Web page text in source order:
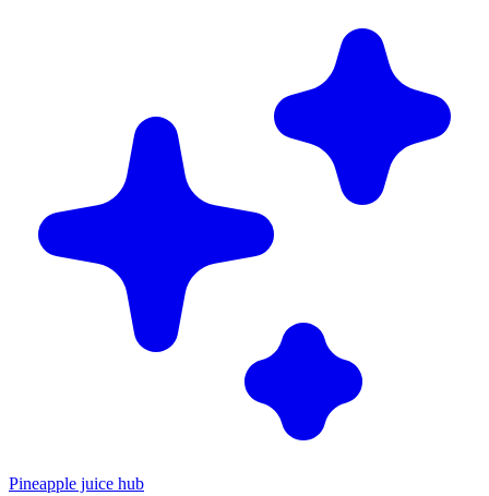
Pineapple juice hub